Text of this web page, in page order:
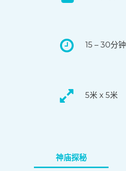
15 – 30分钟
5米 x 5米
神庙探秘